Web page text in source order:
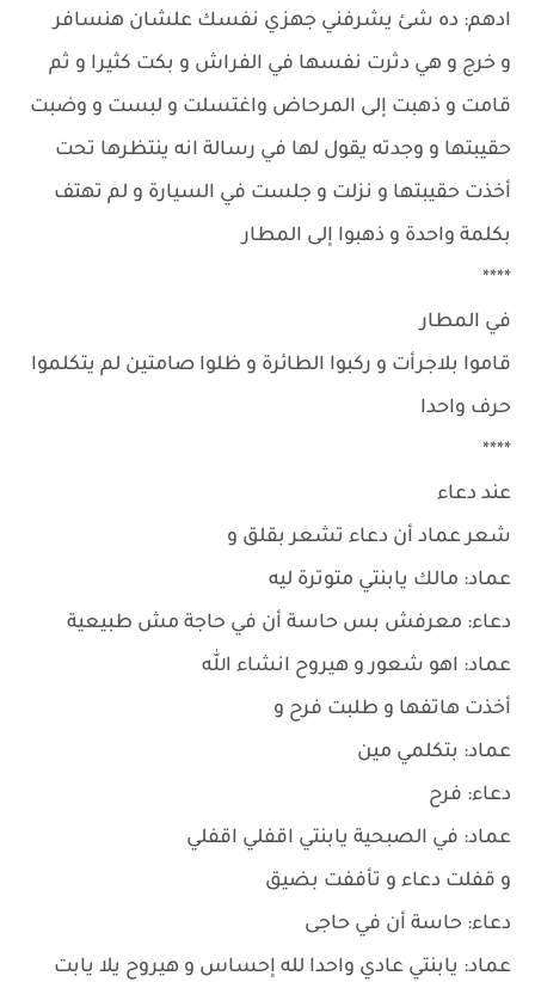
ادهم: ده شئ يشرفني جهزي نفسك علشان هنسافر
و خرج و هي دثرت نفسها في الفراش و بكت كثيرا و ثم
قامت و ذهبت إلى المرحاض واغتسلت و لبست و وضبت
حقيبتها و وجدته يقول لها في رسالة انه ينتظرها تحت
أخذت حقيبتها و نزلت و جلست في السيارة و لم تهتف
بكلمة واحدة و ذهبوا إلى المطار
****
في المطار
قاموا بلاجرأت و ركبوا الطائرة و ظلوا صامتين لم يتكلموا
حرف واحدا
****
عند دعاء
شعر عماد أن دعاء تشعر بقلق و
عماد: مالك يابنتي متوترة ليه
دعاء: معرفش بس حاسة أن في حاجة مش طبيعية
عماد: اهو شعور و هيروح انشاء الله
أخذت هاتفها و طلبت فرح و
عماد: بتكلمي مين
دعاء: فرح
عماد: في الصبحية يابنتي اقفلي اقفلي
و قفلت دعاء و تأففت بضيق
دعاء: حاسة أن في حاجى
عماد: يابنتي عادي واحدا لله إحساس و هيروح يلا يابت